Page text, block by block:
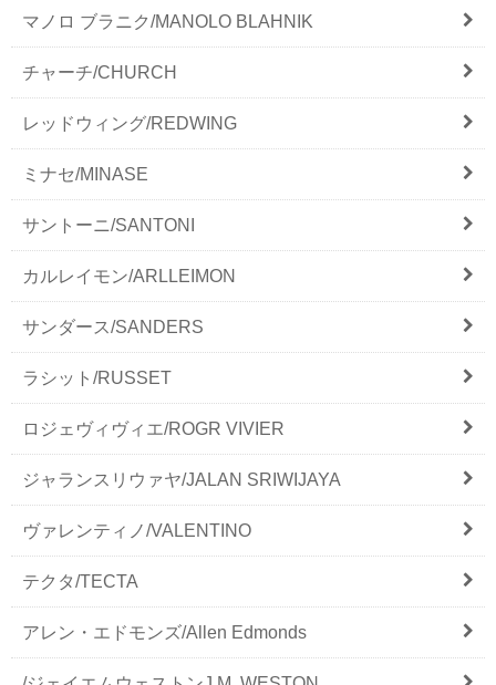
マノロ ブラニク/MANOLO BLAHNIK
チャーチ/CHURCH
レッドウィング/REDWING
ミナセ/MINASE
サントーニ/SANTONI
カルレイモン/ARLLEIMON
サンダース/SANDERS
ラシット/RUSSET
ロジェヴィヴィエ/ROGR VIVIER
ジャランスリウァヤ/JALAN SRIWIJAYA
ヴァレンティノ/VALENTINO
テクタ/TECTA
アレン・エドモンズ/Allen Edmonds